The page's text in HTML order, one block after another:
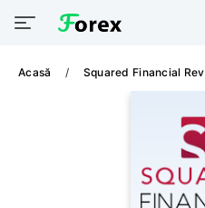
Acasă Squared Financial